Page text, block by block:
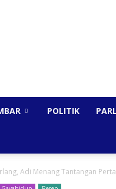
POLITIK
Adi Menang Tantangan